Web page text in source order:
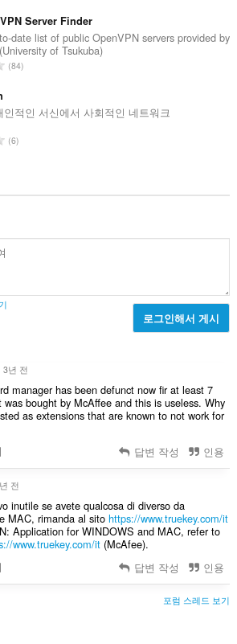
급
수
:
Server Finder
date list of public OpenVPN servers provided by
of Tsukuba)
총
수
84
인적인 서신에서 사회적인 네트워크
총
6
로그인해서 게시
3년 전
manager has been defunct now fir at least 7
was bought by McAffee and this is useless. Why
as extensions that are known to not work for
답변 작성 인용
전
inutile se avete qualcosa di diverso da
MAC, rimanda al sito https://www.truekey.com/it
Application for WINDOWS and MAC, refer to
www.truekey.com/it(McAfee).
답변 작성 인용
포럼 스레드 보기